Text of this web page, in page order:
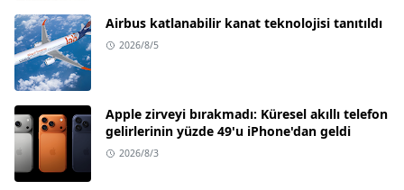
Airbus katlanabilir kanat teknolojisi tanıtıldı
2026/8/5
Apple zirveyi bırakmadı: Küresel akıllı telefon
gelirlerinin yüzde 49'u iPhone'dan geldi
2026/8/3